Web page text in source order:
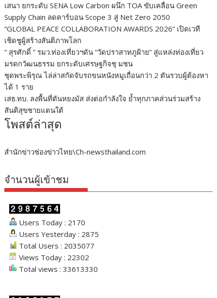
เสนา ยกระดับ SENA Low Carbon ผนึก TOA ขับเคลื่อน Green
Supply Chain ลดคาร์บอน Scope 3 สู่ Net Zero 2050
“GLOBAL PEACE COLLABORATION AWARDS 2026” เปิดเวที
เชิดชูผู้สร้างสันติภาพโลก
“ สุรศักดิ์ ” รมว.ท่องเที่ยวฯดัน “วัดปราสาทภูฝ้าย” สู่แหล่งท่องเที่ยว
มรดกวัฒนธรรม ยกระดับเศรษฐกิจชุ มชน
ชุดพระพิรุณ ไล่ล่าสกัดจับรถขนหนังหมูเถื่อนกว่า 2 ตันรวบผู้ต้องหา
ได้ 1 ราย
เสธ.ทบ. ลงพื้นที่ตันหยงมัส ส่งต่อกำลังใจ ย้ำทุกภาคส่วนร่วมสร้าง
สันติสุขชายแดนใต้
โพสต์ล่าสุด
สำนักข่าวช่องข่าวไทย\Ch-newsthailand.com
จำนวนผู้เข้าชม
Users Today : 2170
Users Yesterday : 2875
Total Users : 2035077
Views Today : 22302
Total views : 33613330